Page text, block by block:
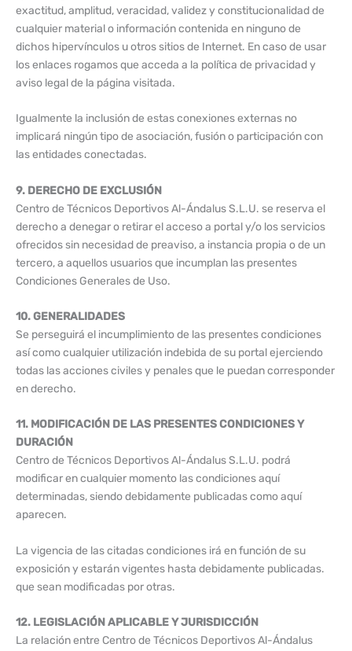
exactitud, amplitud, veracidad, validez y constitucionalidad de
cualquier material o información contenida en ninguno de
dichos hipervínculos u otros sitios de Internet. En caso de usar
los enlaces rogamos que acceda a la política de privacidad y
aviso legal de la página visitada.
Igualmente la inclusión de estas conexiones externas no
implicará ningún tipo de asociación, fusión o participación con
las entidades conectadas.
9. DERECHO DE EXCLUSIÓN
Centro de Técnicos Deportivos Al-Ándalus S.L.U. se reserva el
derecho a denegar o retirar el acceso a portal y/o los servicios
ofrecidos sin necesidad de preaviso, a instancia propia o de un
tercero, a aquellos usuarios que incumplan las presentes
Condiciones Generales de Uso.
10. GENERALIDADES
Se perseguirá el incumplimiento de las presentes condiciones
así como cualquier utilización indebida de su portal ejerciendo
todas las acciones civiles y penales que le puedan corresponder
en derecho.
11. MODIFICACIÓN DE LAS PRESENTES CONDICIONES Y
DURACIÓN
Centro de Técnicos Deportivos Al-Ándalus S.L.U. podrá
modificar en cualquier momento las condiciones aquí
determinadas, siendo debidamente publicadas como aquí
aparecen.
La vigencia de las citadas condiciones irá en función de su
exposición y estarán vigentes hasta debidamente publicadas.
que sean modificadas por otras.
12. LEGISLACIÓN APLICABLE Y JURISDICCIÓN
La relación entre Centro de Técnicos Deportivos Al-Ándalus